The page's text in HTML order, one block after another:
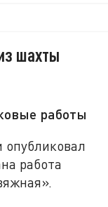
шахты
работы
работа